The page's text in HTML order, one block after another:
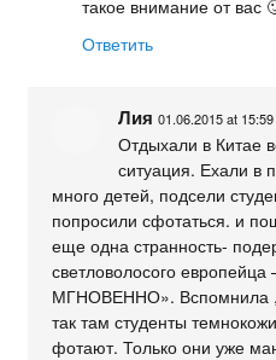
такое внимание от вас
Ответить
Лия 01.06.2015 at 15:59
Отдыхали в Китае
ситуация. Ехали в
много детей, подсели
попросили сфотаться. и
еще одна странность-
светловолосого
МГНОВЕННО». Вспомнила ,
так там студенты
фотают. Только они уже